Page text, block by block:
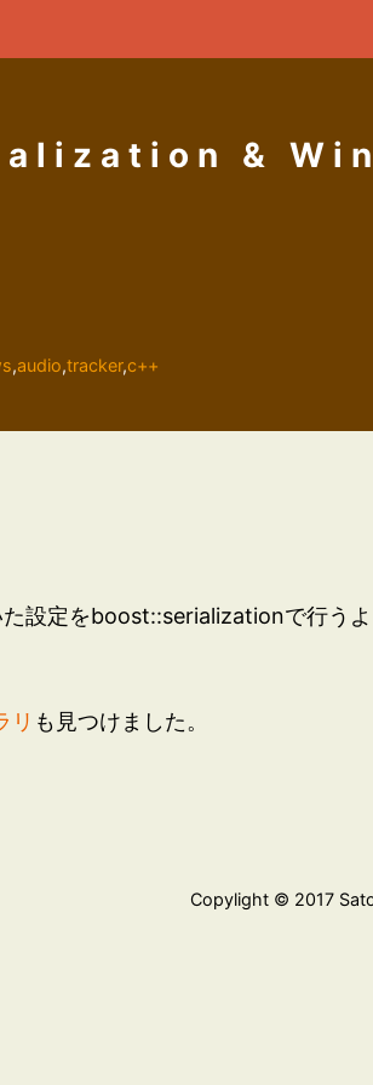
&
,audio,tracker,c++
設定をboost::serializationで行うよ
リ も見つけました。
Copylight © 2017